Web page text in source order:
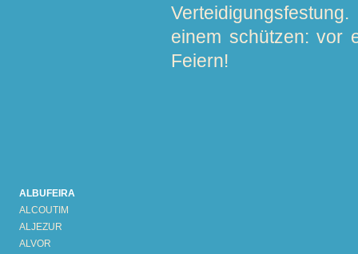
einem schützen: vor
Feiern!
ALBUFEIRA
ALCOUTIM
ALJEZUR
ALVOR